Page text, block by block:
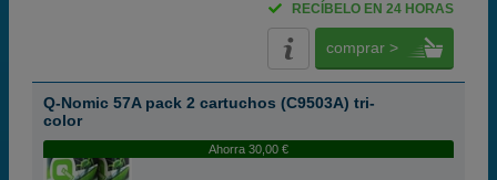
RECÍBELO EN 24 HORAS
comprar >
Q-Nomic 57A pack 2 cartuchos (C9503A) tri-
color
Ahorra 30,00 €